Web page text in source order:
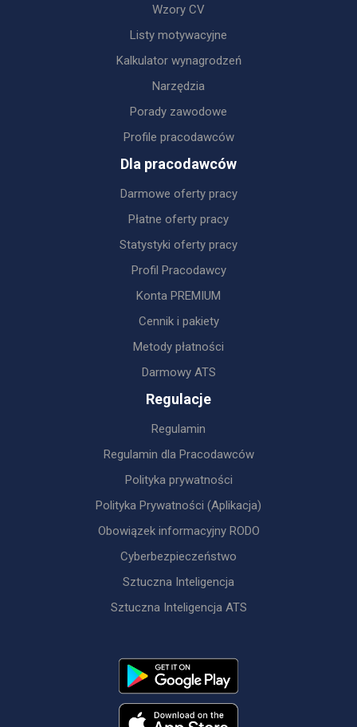
Wzory CV
Listy motywacyjne
Kalkulator wynagrodzeń
Narzędzia
Porady zawodowe
Profile pracodawców
Dla pracodawców
Darmowe oferty pracy
Płatne oferty pracy
Statystyki oferty pracy
Profil Pracodawcy
Konta PREMIUM
Cennik i pakiety
Metody płatności
Darmowy ATS
Regulacje
Regulamin
Regulamin dla Pracodawców
Polityka prywatności
Polityka Prywatności (Aplikacja)
Obowiązek informacyjny RODO
Cyberbezpieczeństwo
Sztuczna Inteligencja
Sztuczna Inteligencja ATS